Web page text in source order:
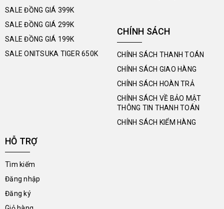
SALE ĐỒNG GIÁ 399K
SALE ĐỒNG GIÁ 299K
SALE ĐỒNG GIÁ 199K
SALE ONITSUKA TIGER 650K
CHÍNH SÁCH
CHÍNH SÁCH THANH TOÁN
CHÍNH SÁCH GIAO HÀNG
CHÍNH SÁCH HOÀN TRẢ
CHÍNH SÁCH VỀ BẢO MẬT
THÔNG TIN THANH TOÁN
CHÍNH SÁCH KIỂM HÀNG
HỖ TRỢ
Tìm kiếm
Đăng nhập
Đăng ký